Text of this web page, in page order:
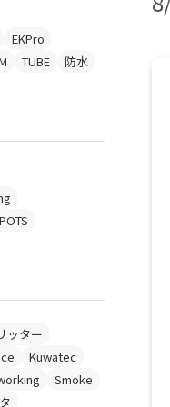
EKPro
TUBE 防水
ッター
Kuwatec
Smoke